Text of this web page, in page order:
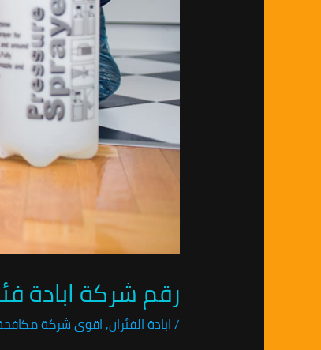
رقم شركة ابادة فئران
/ابادة الفئران,اقوى شركة